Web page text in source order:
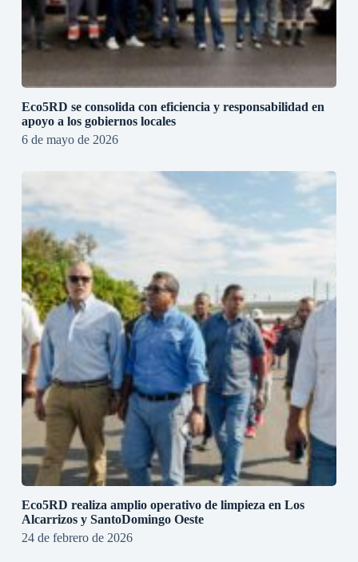
Eco5RD se consolida con eficiencia y responsabilidad en
apoyo a los gobiernos locales
6 de mayo de 2026
Eco5RD realiza amplio operativo de limpieza en Los
Alcarrizos y SantoDomingo Oeste
24 de febrero de 2026